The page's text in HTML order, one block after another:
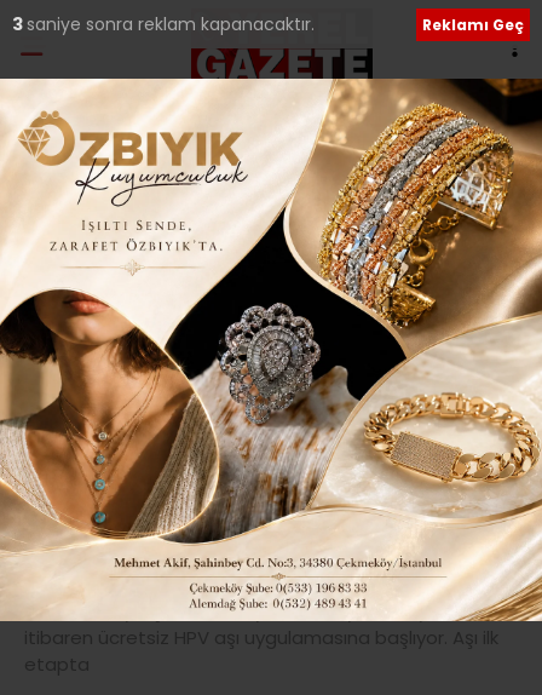
Etiket:Aşı
Üsküdar’da ücretsiz HPV aşısı için
başvurular başladı!
Halk sağlığını tehdit eden HPV virüsüne karşı
mücadelede aşı kampanyası başlatan Üsküdar
Belediyesi, ilçede ikamet
06 Eylül 2024 Cuma 21:07
İBB, ücretsiz HPV aşısı uygulaması
başlatıyor…
İstanbul Büyükşehir Belediyesi, 16 Mayıs’tan (yarın)
itibaren ücretsiz HPV aşı uygulamasına başlıyor. Aşı ilk
etapta
3 saniye sonra reklam kapanacaktır. Reklamı Geç